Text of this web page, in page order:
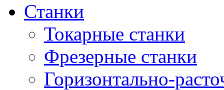
Станки
Токарные станки
Фрезерные станки
Горизонтально-